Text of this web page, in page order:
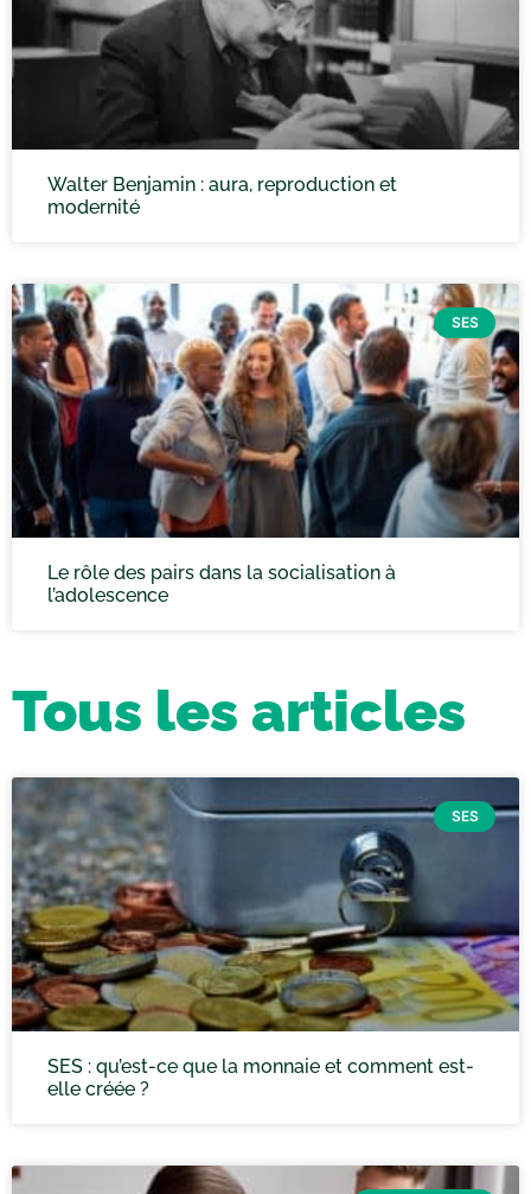
Walter Benjamin : aura, reproduction et
modernité
SES
Le rôle des pairs dans la socialisation à
l’adolescence
Tous les articles
SES
SES : qu’est-ce que la monnaie et comment est-
elle créée ?